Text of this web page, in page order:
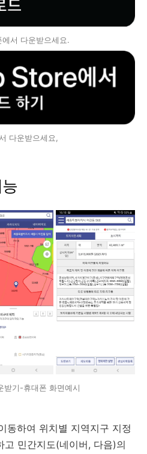
에서 다운받으세요.
다운받으세요,
받기-휴대폰 화면예시
동하여 위치별 지역지구 지정
고 민간지도(네이버, 다음)의